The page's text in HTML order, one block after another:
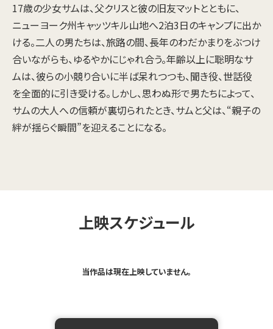
17歳の少女サムは、父クリスと彼の旧友マットとともに、
ニューヨーク州キャッツキル山地へ2泊3日のキャンプに出か
ける。二人の男たちは、旅路の間、長年のわだかまりをぶつけ
合いながらも、ゆるやかにじゃれ合う。年齢以上に聡明なサ
ムは、彼らの小競り合いに半ば呆れつつも、聞き役、世話役
を全面的に引き受ける。しかし、思わぬ形で男たちによって、
サムの大人への信頼が裏切られたとき、サムと父は、“親子の
絆が揺らぐ瞬間”を迎えることになる。
上映スケジュール
当作品は現在上映していません。